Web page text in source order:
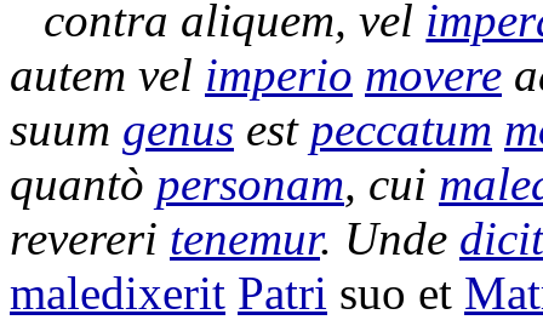
contra aliquem, vel
autem vel imperio movere
suum genus est peccatum
quantò personam, cui
revereri tenemur. Unde
maledixerit Patri suo et